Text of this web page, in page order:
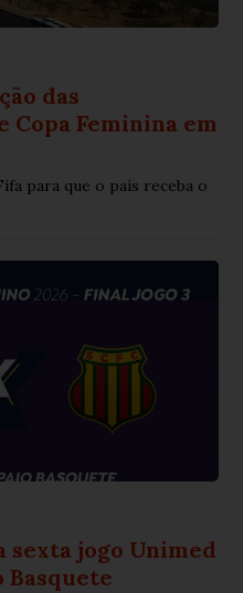
das
Feminina em
para que o país receba o
sexta jogo Unimed
Basquete